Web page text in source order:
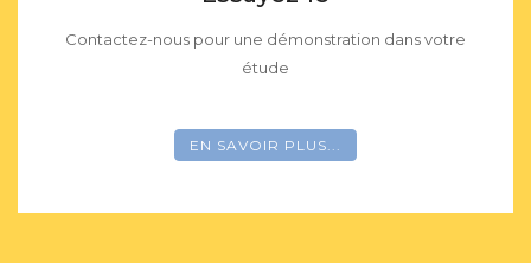
Contactez-nous pour une démonstration dans votre
étude
EN SAVOIR PLUS...